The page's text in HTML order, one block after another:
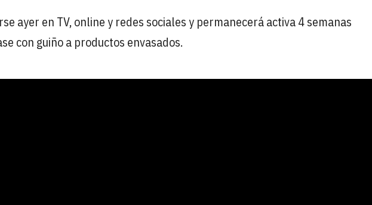
ayer en TV, online y redes sociales y permanecerá activa 4 semanas
con guiño a productos envasados.